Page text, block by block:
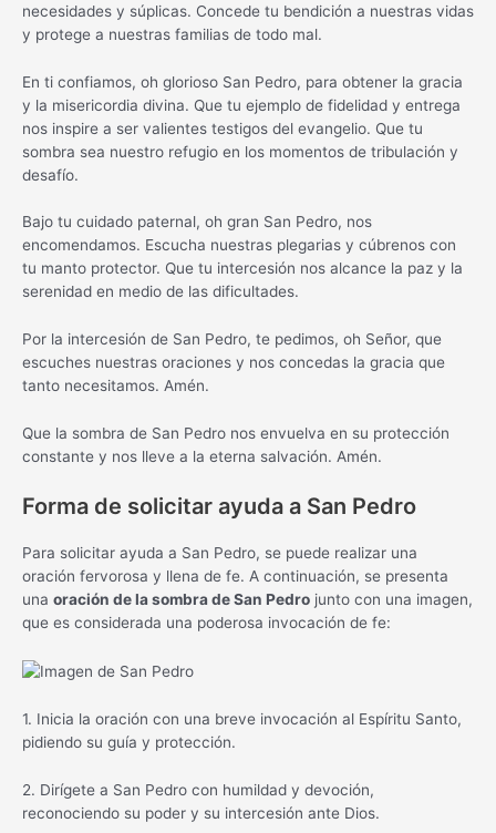
necesidades y súplicas. Concede tu bendición a nuestras vidas
y protege a nuestras familias de todo mal.
En ti confiamos, oh glorioso San Pedro, para obtener la gracia
y la misericordia divina. Que tu ejemplo de fidelidad y entrega
nos inspire a ser valientes testigos del evangelio. Que tu
sombra sea nuestro refugio en los momentos de tribulación y
desafío.
Bajo tu cuidado paternal, oh gran San Pedro, nos
encomendamos. Escucha nuestras plegarias y cúbrenos con
tu manto protector. Que tu intercesión nos alcance la paz y la
serenidad en medio de las dificultades.
Por la intercesión de San Pedro, te pedimos, oh Señor, que
escuches nuestras oraciones y nos concedas la gracia que
tanto necesitamos. Amén.
Que la sombra de San Pedro nos envuelva en su protección
constante y nos lleve a la eterna salvación. Amén.
Forma de solicitar ayuda a San Pedro
Para solicitar ayuda a San Pedro, se puede realizar una
oración fervorosa y llena de fe. A continuación, se presenta
una oración de la sombra de San Pedro junto con una imagen,
que es considerada una poderosa invocación de fe:
1. Inicia la oración con una breve invocación al Espíritu Santo,
pidiendo su guía y protección.
2. Dirígete a San Pedro con humildad y devoción,
reconociendo su poder y su intercesión ante Dios.